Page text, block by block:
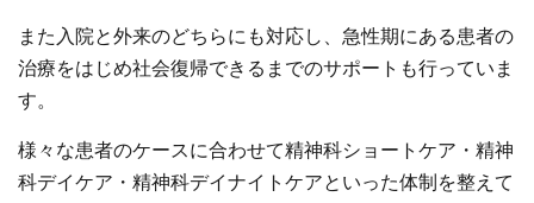
また入院と外来のどちらにも対応し、急性期にある患者の
治療をはじめ社会復帰できるまでのサポートも行っていま
す。
様々な患者のケースに合わせて精神科ショートケア・精神
科デイケア・精神科デイナイトケアといった体制を整えて